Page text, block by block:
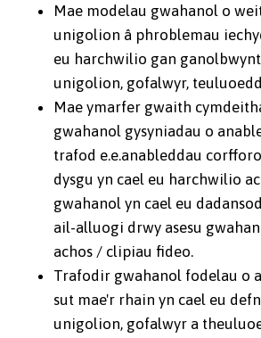
Mae modelau gwahanol o
unigolion â phroblemau
eu harchwilio gan
unigolion, gofalwyr,
Mae ymarfer gwaith
gwahanol gysyniadau o
trafod e.e.anableddau
dysgu yn cael eu harchwilio
gwahanol yn cael eu
ail-alluogi drwy asesu
achos / clipiau fideo.
Trafodir gwahanol fodelau o
sut mae'r rhain yn cael eu
unigolion, gofalwyr a